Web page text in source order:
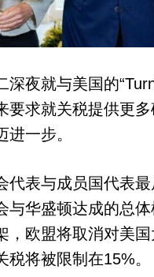
深夜就与美国的
要求就关税提供更
一步。
代表与成员国代表
与华盛顿达成的总
欧盟将取消对美国
将被限制在15%。